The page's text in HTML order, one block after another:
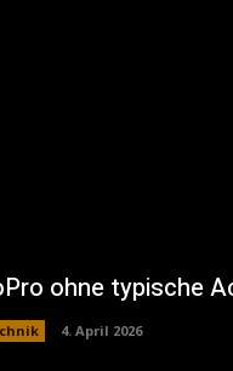
ohne typische
4. April 2026